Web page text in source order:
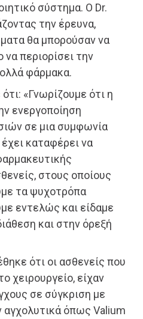
σύστημα. Ο Dr.
την έρευνα,
θα μπορούσαν να
περιορίσει την
φάρμακα.
«Γνωρίζουμε ότι η
ενεργοποίηση
σε μια συμφωνία
καταφέρει να
στους οποίους
τα ψυχοτρόπα
εντελώς και είδαμε
και στην όρεξή
ότι οι ασθενείς που
χειρουργείο, είχαν
σε σύγκριση με
αγχολυτικά όπως Valium